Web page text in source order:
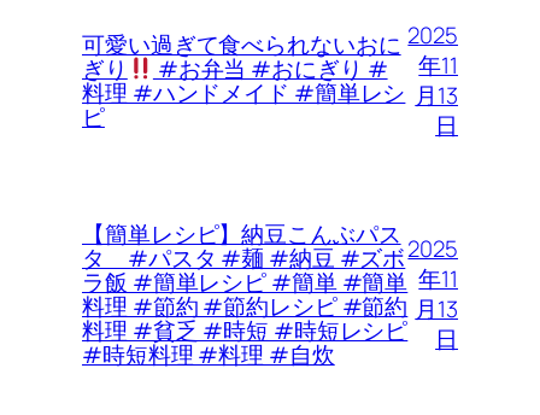
可愛い過ぎて食べられないおに
ぎり #お弁当 #おにぎり #
料理 #ハンドメイド #簡単レシ
ピ
2025
年11
月13
日
【簡単レシピ】納豆こんぶパス
タ #パスタ #麺 #納豆 #ズボ
ラ飯 #簡単レシピ #簡単 #簡単
料理 #節約 #節約レシピ #節約
料理 #貧乏 #時短 #時短レシピ
#時短料理 #料理 #自炊
2025
年11
月13
日